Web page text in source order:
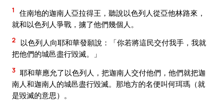
1
住南地的迦南人亞拉得王，聽說以色列人從亞他林路來，
就和以色列人爭戰，擄了他們幾個人。
2
以色列人向耶和華發願說：「你若將這民交付我手，我就
把他們的城邑盡行毀滅。」
3 耶和華應允了以色列人，把迦南人交付他們，他們就把迦
南人和迦南人的城邑盡行毀滅。那地方的名便叫何珥瑪（就
是毀滅的意思）。